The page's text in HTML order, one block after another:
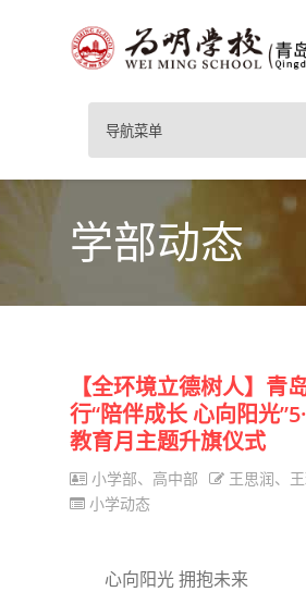
导航菜单
学部动态
【全环境立德树人】青
行“陪伴成长 心向阳光
教育月主题升旗仪式
小学部、高中部
王思润、
小学动态
心向阳光 拥抱未来